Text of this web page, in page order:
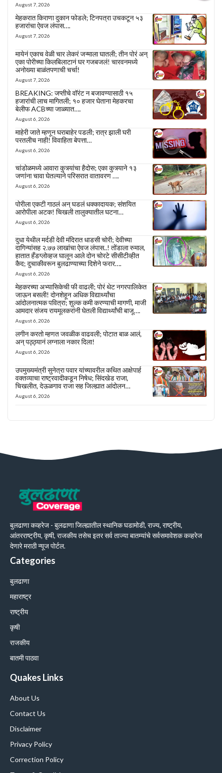
August 7, 2026
मेहकरात किराणा दुकान फोडले; टिनपत्रा उचकटून ५३
हजारांचा ऐवज लंपास….
August 7, 2026
मायेनं एकाच वेळी चार लेकरं जन्माला घातली; तीन पोरं अन्
एका पोरीच्या किलबिलाटानं घर गजबजलं! चारवनमध्ये
अनोख्या बाळंतपणाची चर्चा!
August 7, 2026
BREAKING: जप्तीचे वॉरंट न बजावण्यासाठी १५
हजारांची लाच मागितली; १० हजार घेताना मेहकरचा
बेलीफ ACBच्या जाळ्यात….
August 6, 2026
माहेरी जाते म्हणून घराबाहेर पडली; रात्र झाली घरी
परतलीच नाही! विवाहिता बेपत्ता…
August 6, 2026
चांडोळमध्ये आवारा कुत्र्यांचा हैदोस; एका कुत्र्याने १३
जणांना चावा घेतल्याने परिसरात वातावरण ….
August 6, 2026
पोरीला एकटी गाठलं अन् घडलं धक्कादायक; संशयित
आरोपीला अटक! चिखली तालुक्यातील घटना…
August 6, 2026
दुधा येथील मर्दडी देवी मंदिरात धाडसी चोरी; देवीच्या
दागिन्यांसह २.७७ लाखांचा ऐवज लंपास..! तोंडाला रुमाल,
हातात हँडग्लोव्हज घालून आले दोन चोरटे सीसीटीव्हीत
कैद; दुचाकीवरून बुलढाण्याच्या दिशेने फरार….
August 6, 2026
मेहकरच्या अभ्यासिकेची फी वाढली; पोरं थेट नगरपालिकेत
जाऊन बसली! दोनशेहून अधिक विद्यार्थ्यांचा
आंदोलनात्मक पवित्रा; शुल्क कमी करण्याची मागणी, माजी
आमदार संजय रायमूलकरांनी घेतली विद्यार्थ्यांची बाजू….
August 6, 2026
लगीन करतो म्हणत जवळीक वाढवली; पोटात बाळ आलं,
अन् पठ्ठ्यानं लग्नाला नकार दिला!
August 6, 2026
उपमुख्यमंत्री सुनेत्रा पवार यांच्यावरील कथित आक्षेपार्ह
वक्तव्याचा राष्ट्रवादीकडून निषेध; सिंदखेड राजा,
चिखलीत, देऊळगाव राजा सह जिल्ह्यात आंदोलन…
August 6, 2026
बुलढाणा कव्हरेज - बुलढाणा जिल्ह्यातील स्थानिक घडामोडी, राज्य, राष्ट्रीय,
आंतरराष्ट्रीय, कृषी, राजकीय तसेच इतर सर्व ताज्या बातम्यांचे सर्वसमावेशक कव्हरेज
देणारे मराठी न्यूज पोर्टल.
Categories
बुलढाणा
महाराष्ट्र
राष्ट्रीय
कृषी
राजकीय
बातमी पाठवा
Quakes Links
About Us
Contact Us
Disclaimer
Privacy Policy
Correction Policy